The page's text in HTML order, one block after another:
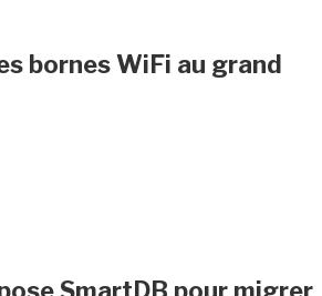
bornes WiFi au grand